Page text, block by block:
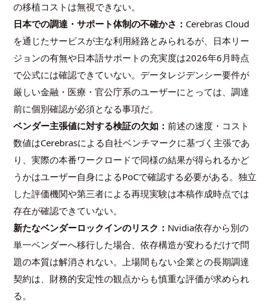
の移植コストは無視できない。
日本での調達・サポート体制の不確かさ： Cerebras Cloud
を通じたサービスが主な利用経路とみられるが、日本リー
ジョンの有無や日本語サポートの充実度は2026年6月時点
で公式には確認できていない。データレジデンシー要件が
厳しい金融・医療・官公庁系のユーザーにとっては、調達
前に個別確認が必須となる事項だ。
ベンダー主張値に対する検証の欠如：前述の速度・コスト
数値はCerebrasによる自社ベンチマークに基づく主張であ
り、実際の本番ワークロードで同様の結果が得られるかど
うかはユーザー自身によるPoCで確認する必要がある。独立
した評価機関や第三者による再現実験は本稿作成時点では
存在が確認できていない。
新たなベンダーロックインのリスク： Nvidia依存から別の
単一ベンダーへ移行した場合、依存構造が変わるだけで問
題の本質は解消されない。上場間もない企業との長期調達
契約は、財務的安定性の観点からも慎重な評価が求められ
る。